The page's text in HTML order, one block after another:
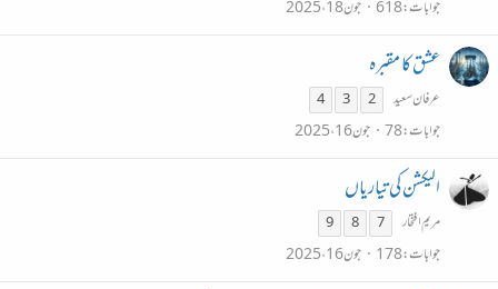
جوابات 618 جون 18، 2025
عشق کا مقبرہ
عرفان سعید 2
3
4
جوابات 78 جون 16، 2025
الیکشن کی تیاریاں
مریم افتخار 7
8
9
جوابات 178 جون 16، 2025